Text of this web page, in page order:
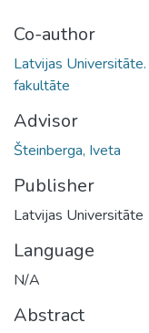
Co-author
Latvijas
fakultāte
Advisor
Šteinberga, Iveta
Publisher
Latvijas Universitāte
Language
N/A
Abstract